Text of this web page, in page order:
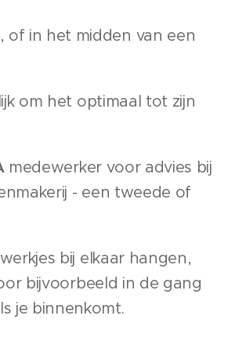
of in het midden van een
om het optimaal tot zijn
medewerker voor advies bij
- een tweede of
bij elkaar hangen,
bijvoorbeeld in de gang
je binnenkomt.